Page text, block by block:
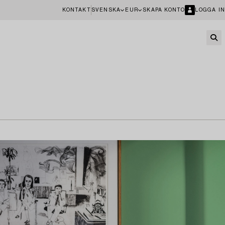
KONTAKT SVENSKA EUR SKAPA KONTO LOGGA IN